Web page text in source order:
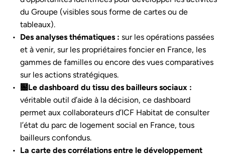
du Groupe (visibles sous forme de cartes ou de
tableaux).
Des analyses thématiques : sur les opérations passées
et à venir, sur les propriétaires foncier en France, les
gammes de familles ou encore des vues comparatives
sur les actions stratégiques.
฀Le dashboard du tissu des bailleurs sociaux :
véritable outil d’aide à la décision, ce dashboard
permet aux collaborateurs d’ICF Habitat de consulter
l’état du parc de logement social en France, tous
bailleurs confondus.
La carte des corrélations entre le développement